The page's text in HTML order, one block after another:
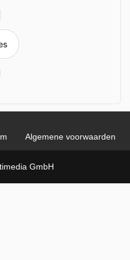
Algemene voorwaarden
GmbH